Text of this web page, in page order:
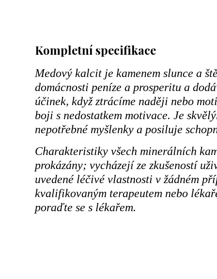
Kompletní specifikace
Medový kalcit je kamenem slunce a
domácnosti peníze a prosperitu a
účinek, když ztrácíme naději nebo
boji s nedostatkem motivace. Je
nepotřebné myšlenky a posiluje
Charakteristiky všech minerálních
prokázány; vycházejí ze zkušeností
uvedené léčivé vlastnosti v žádném
kvalifikovaným terapeutem nebo
poraďte se s lékařem.